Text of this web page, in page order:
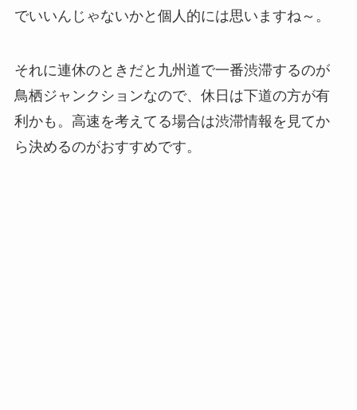
でいいんじゃないかと個人的には思いますね～。
それに連休のときだと九州道で一番渋滞するのが
鳥栖ジャンクションなので、休日は下道の方が有
利かも。高速を考えてる場合は渋滞情報を見てか
ら決めるのがおすすめです。